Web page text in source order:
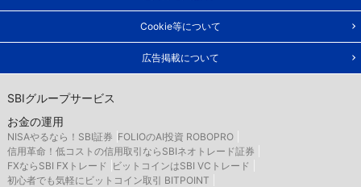
Cookie等について
広告掲載について
SBIグループサービス
お金の運用
NISAやるなら！SBI証券 FOLIOのAI投資 ROBOPRO
信用革命！低コストの信用取引ならSBIネオトレード証券
FXならSBI FXトレード
ビットコインはSBI VCトレード
初心者でも気軽にビットコイン取引 BITPOINT